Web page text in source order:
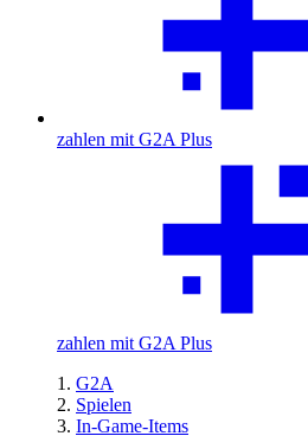
zahlen mit G2A Plus
zahlen mit G2A Plus
G2A
Spielen
In-Game-Items